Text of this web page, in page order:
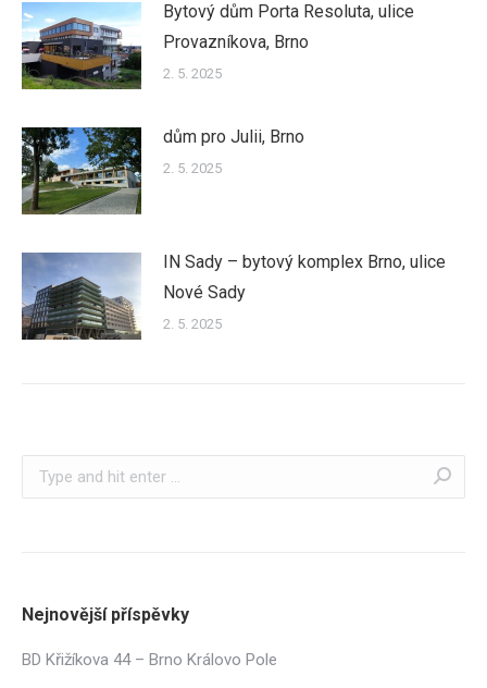
Bytový dům Porta Resoluta, ulice
Provazníkova, Brno
2. 5. 2025
dům pro Julii, Brno
2. 5. 2025
IN Sady – bytový komplex Brno, ulice
Nové Sady
2. 5. 2025
Search:
Nejnovější příspěvky
BD Křižíkova 44 – Brno Královo Pole